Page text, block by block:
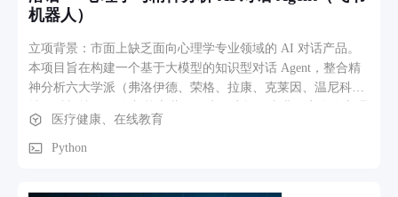
/ 恶性判定结果、预测可信度数值与执行进度。使用者可查看
AI 识别结果与病灶定位，核验判断逻辑，完成单次辅助诊断，
可重复上传多张图片进行批量测试使用。
机器人）
立项背景：市面上缺乏面向心理学专业领域的 AI 对话产品。
本项目旨在构建一个基于大模型的知识型对话 Agent，整合精
神分析六大学派（弗洛伊德、荣格、拉康、克莱因、温尼科
学知识问答服务。 核心功能：飞书群 @机器人 实时双向对
话、私聊模式；自建心理学知识库，按学派/著作/概念三层索
医疗健康、在线教育
Python